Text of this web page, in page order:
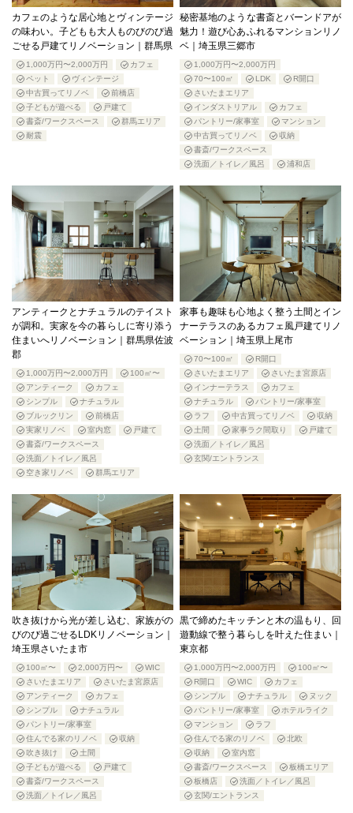
カフェのような居心地とヴィンテージ
の味わい。子どもも大人ものびのび過
ごせる戸建てリノベーション｜群馬県
1,000万円〜2,000万円
カフェ
ペット
ヴィンテージ
中古買ってリノベ
前橋店
子どもが遊べる
戸建て
書斎/ワークスペース
群馬エリア
耐震
秘密基地のような書斎とバーンドアが
魅力！遊び心あふれるマンションリノ
ベ｜埼玉県三郷市
1,000万円〜2,000万円
70〜100㎡
LDK
R開口
さいたまエリア
インダストリアル
カフェ
パントリー/家事室
マンション
中古買ってリノベ
収納
書斎/ワークスペース
洗面／トイレ／風呂
浦和店
アンティークとナチュラルのテイスト
が調和。実家を今の暮らしに寄り添う
住まいへリノベーション｜群馬県佐波
郡
1,000万円〜2,000万円
100㎡〜
アンティーク
カフェ
シンプル
ナチュラル
ブルックリン
前橋店
実家リノベ
室内窓
戸建て
書斎/ワークスペース
洗面／トイレ／風呂
空き家リノベ
群馬エリア
家事も趣味も心地よく整う土間とイン
ナーテラスのあるカフェ風戸建てリノ
ベーション｜埼玉県上尾市
70〜100㎡
R開口
さいたまエリア
さいたま宮原店
インナーテラス
カフェ
ナチュラル
パントリー/家事室
ラフ
中古買ってリノベ
収納
土間
家事ラク間取り
戸建て
洗面／トイレ／風呂
玄関/エントランス
吹き抜けから光が差し込む、家族がの
びのび過ごせるLDKリノベーション｜
埼玉県さいたま市
100㎡〜 2,000万円〜
WIC
さいたまエリア
さいたま宮原店
アンティーク
カフェ
シンプル
ナチュラル
パントリー/家事室
住んでる家のリノベ
収納
吹き抜け
土間
子どもが遊べる
戸建て
書斎/ワークスペース
洗面／トイレ／風呂
黒で締めたキッチンと木の温もり、回
遊動線で整う暮らしを叶えた住まい｜
東京都
1,000万円〜2,000万円
100㎡〜
R開口
WIC
カフェ
シンプル
ナチュラル
ヌック
パントリー/家事室
ホテルライク
マンション
ラフ
住んでる家のリノベ
北欧
収納
室内窓
書斎/ワークスペース
板橋エリア
板橋店
洗面／トイレ／風呂
玄関/エントランス